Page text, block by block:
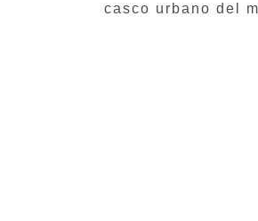
casco urbano del